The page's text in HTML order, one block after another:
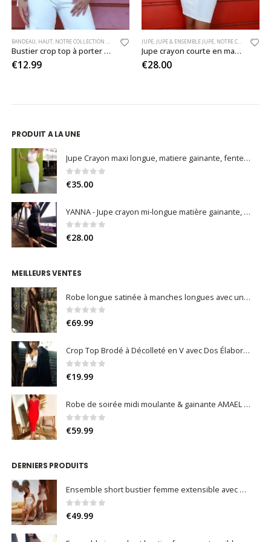
SHORT,SHORT & ENSEMBLE SHORT
NOTRE COLLECTION DE BAS,NOUVELLE COLLECTION SHORT,SHORT & ENSEMBLE SHORT
BANDEAU, HAUT, NOTRE COLLECTION D'ÉTÉ ,NOTRE COLLECTION DE HAUT,NOUVELLE COLLECTION,
Bustier crop top à porter seul ou sous les vêtements
€12.99
JUPE,JUPE & ENSEMBLE JUPE, NOTRE COLLECTION DE BAS
Jupe crayon courte en matière extensible
€28.00
PRODUIT A LA UNE
Jupe Crayon maxi longue, matiere gainante, fente sur le côté (Noir / Blanc)
0sur 5
€35.00
YANNA - Jupe crayon mi-longue matière gainante, fente arrière et fermeture invisible (Noir / Bleu Nuit / Bleu Roi)
0sur 5
€28.00
MEILLEURS VENTES
Robe longue satinée à manches longues avec une grande fente
0sur 5
€69.99
Crop Top Brodé à Décolleté en V avec Dos Élaboré et Coquilles Intégrées
0sur 5
€19.99
Robe de soirée midi moulante & gainante AMAEL – Élégance sculptante & dos nu croisé
0sur 5
€59.99
DERNIERS PRODUITS
Ensemble short bustier femme extensible avec boutons dorés – Maëra
0 sur 5
€49.99